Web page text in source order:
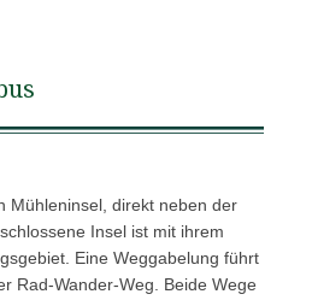
Mühleninsel, direkt neben der
Insel ist mit ihrem
Eine Weggabelung führt
Rad-Wander-Weg. Beide Wege